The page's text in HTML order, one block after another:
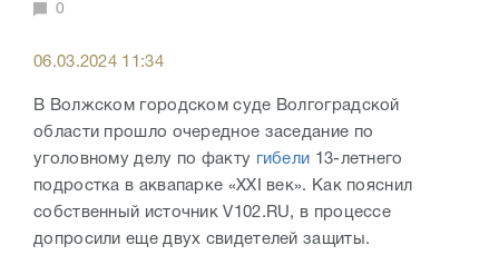
0
06.03.2024 11:34
В Волжском городском суде Волгоградской
области прошло очередное заседание по
уголовному делу по факту гибели 13-летнего
подростка в аквапарке «XXI век». Как пояснил
собственный источник V102.RU, в процессе
допросили еще двух свидетелей защиты.